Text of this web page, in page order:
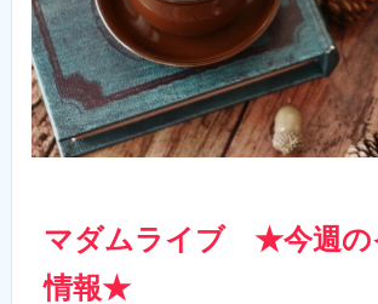
マダムライブ ★今週の
情報★